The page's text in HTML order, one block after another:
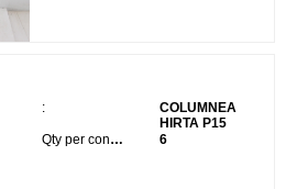
:
COLUMNEA
HIRTA P15
Qty per container:
6